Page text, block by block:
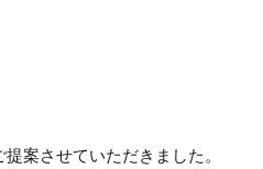
案させていただきました。